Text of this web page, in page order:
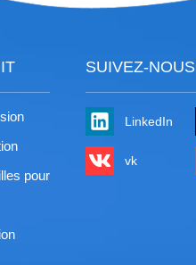
pour
SUIVEZ-NOUS
LinkedIn
vk